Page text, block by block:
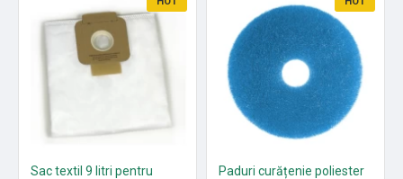
Sac textil 9 litri pentru
Paduri curățenie poliester